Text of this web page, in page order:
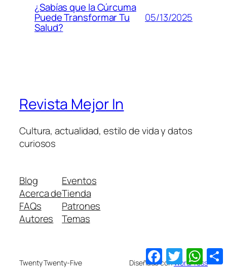
¿Sabías que la Cúrcuma
Puede Transformar Tu
Salud?
05/13/2025
Revista Mejor In
Cultura, actualidad, estilo de vida y datos
curiosos
Blog
Acerca de
FAQs
Autores
Eventos
Tienda
Patrones
Temas
Twenty Twenty-Five Diseñado conWordPress
Facebook
Twitter